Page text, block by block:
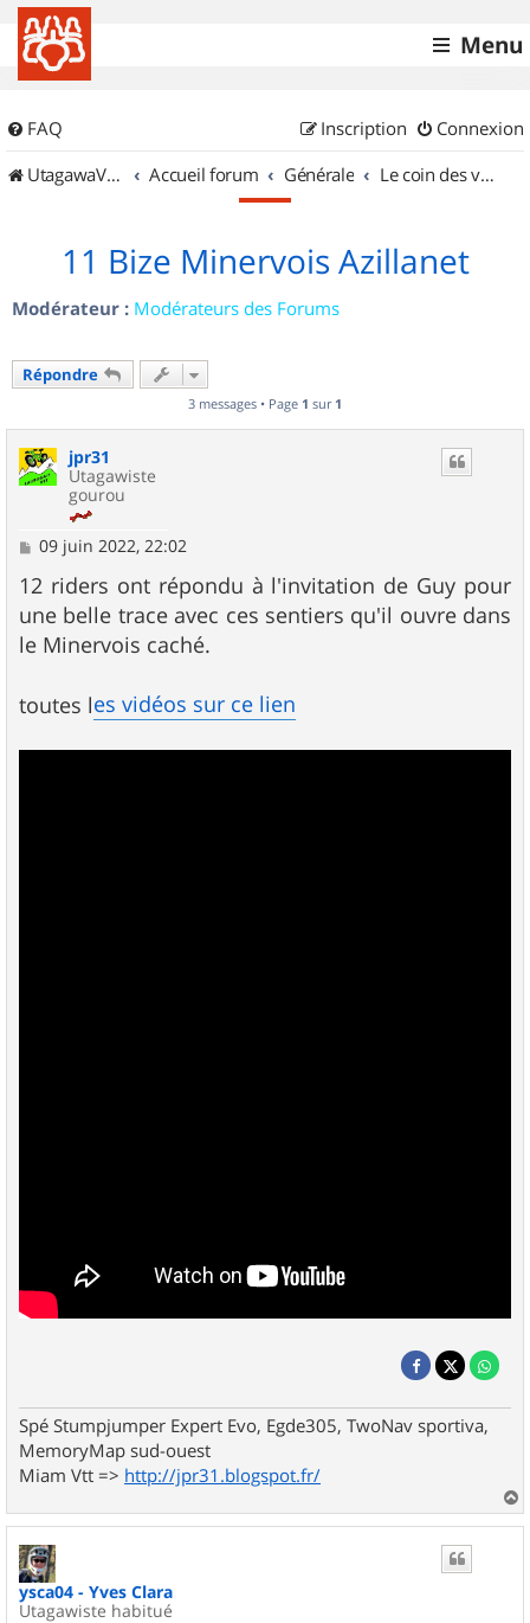
Menu
FAQ Connexion
Inscription
UtagawaVTT (Randos VTT et VTTAE avec traces GPS)
Accueil forum Générale Le coin des vidéastes
11 Bize Minervois Azillanet
Modérateur : Modérateurs des Forums
Répondre
3 messages • Page 1 sur 1
jpr31
Utagawiste
gourou
M
s
s
a
g
e
09 juin 2022, 22:02
12 riders ont répondu à l'invitation de Guy pour
une belle trace avec ces sentiers qu'il ouvre dans
le Minervois caché.
toutes les vidéos sur ce lien
Spé Stumpjumper Expert Evo, Egde305, TwoNav sportiva,
MemoryMap sud-ouest
Miam Vtt => http://jpr31.blogspot.fr/
a
u
ysca04 - Yves Clara
Utagawiste habitué